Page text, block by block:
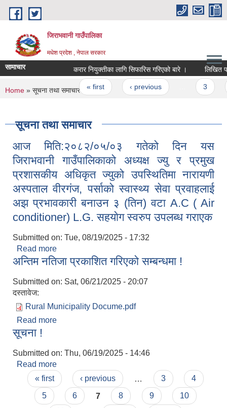
Skip to main content
जिराभवानी गाउँपालिका
मधेश प्रदेश , नेपाल सरकार
सामाचार करार नियुक्तीका लागि सिफारिस गरिएको बारे । लिखित
Pages
« first ‹ previous
You are here
Home » सूचना तथा समाचार
सूचना तथा समाचार
आज मिति:२०८२/०५/०३ गतेको दिन यस
जिराभवानी गाउँपालिकाको अध्यक्ष ज्यु र प्रमुख
प्रशासकीय अधिकृत ज्युको उपस्थितिमा नारायणी
अस्पताल वीरगंज, पर्साको स्वास्थ्य सेवा प्रवाहलाई
अझ प्रभावकारी बनाउन ३ (तिन) वटा A.C ( Air
conditioner) L.G. सहयाेग स्वरुप उपलब्ध गराएक
Submitted on: Tue, 08/19/2025 - 17:32
Read more
गाउँपालिकाको अध्यक्ष ज्यु र प्रमुख प्रशासकीय अधिकृत
स्वास्थ्य सेवा प्रवाहलाई अझ प्रभावकारी बनाउन ३ (तिन)
गराएक
अन्तिम नतिजा प्रकाशित गरिएको सम्बन्धमा !
Submitted on: Sat, 06/21/2025 - 20:07
दस्तावेज:
Rural Municipality Docume.pdf
Read more
सूचना !
Submitted on: Thu, 06/19/2025 - 14:46
Read more
Pages
« first ‹ previous 3
4
5
6 7 8 9
10